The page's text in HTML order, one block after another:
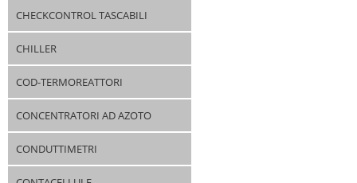
CHECKCONTROL TASCABILI
CHILLER
COD-TERMOREATTORI
CONCENTRATORI AD AZOTO
CONDUTTIMETRI